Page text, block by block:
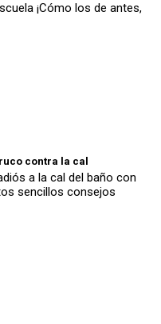
¡Cómo los de antes,
contra la cal
a la cal del baño con
sencillos consejos